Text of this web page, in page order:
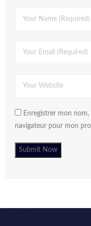
Enregistrer mon
navigateur pour mon